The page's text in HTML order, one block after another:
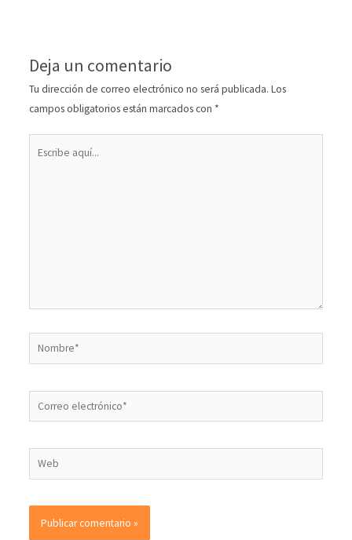
Deja un comentario
Tu dirección de correo electrónico no será publicada. Los
campos obligatorios están marcados con *